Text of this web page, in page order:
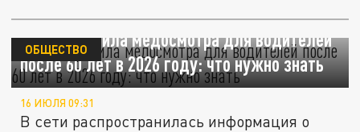
Новые правила медосмотра для водителей
после 60 лет в 2026 году: что нужно знать
ОБЩЕСТВО
16 ИЮЛЯ 09:31
В сети распространилась информация о